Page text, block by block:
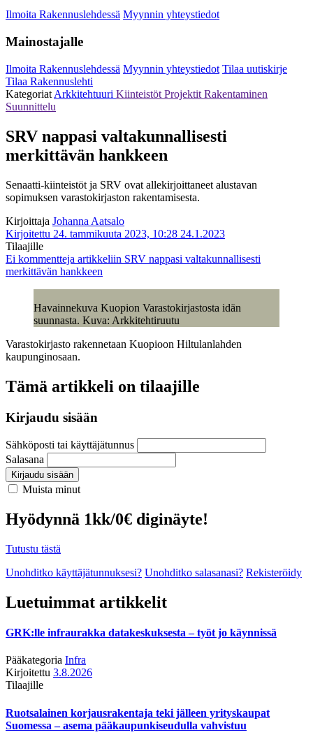
Ilmoita Rakennuslehdessä Myynnin yhteystiedot
Mainostajalle
Ilmoita Rakennuslehdessä Myynnin yhteystiedot Tilaa uutiskirje
Tilaa Rakennuslehti
Kategoriat Arkkitehtuuri Kiinteistöt Projektit Rakentaminen
Suunnittelu
SRV nappasi valtakunnallisesti
merkittävän hankkeen
Senaatti-kiinteistöt ja SRV ovat allekirjoittaneet alustavan
sopimuksen varastokirjaston rakentamisesta.
Kirjoittaja Johanna Aatsalo
Kirjoitettu 24. tammikuuta 2023, 10:28 24.1.2023
Tilaajille
Ei kommentteja artikkeliin SRV nappasi valtakunnallisesti
merkittävän hankkeen
Havainnekuva Kuopion Varastokirjastosta idän
suunnasta. Kuva: Arkkitehtiruutu
Varastokirjasto rakennetaan Kuopioon Hiltulanlahden
kaupunginosaan.
Tämä artikkeli on tilaajille
Kirjaudu sisään
Sähköposti tai käyttäjätunnus
Salasana
Kirjaudu sisään
Muista minut
Hyödynnä 1kk/0€ diginäyte!
Tutustu tästä
Unohditko käyttäjätunnuksesi? Unohditko salasanasi? Rekisteröidy
Luetuimmat artikkelit
GRK:lle infraurakka datakeskuksesta – työt jo käynnissä
Pääkategoria Infra
Kirjoitettu 3.8.2026
Tilaajille
Ruotsalainen korjausrakentaja teki jälleen yrityskaupat
Suomessa – asema pääkaupunkiseudulla vahvistuu